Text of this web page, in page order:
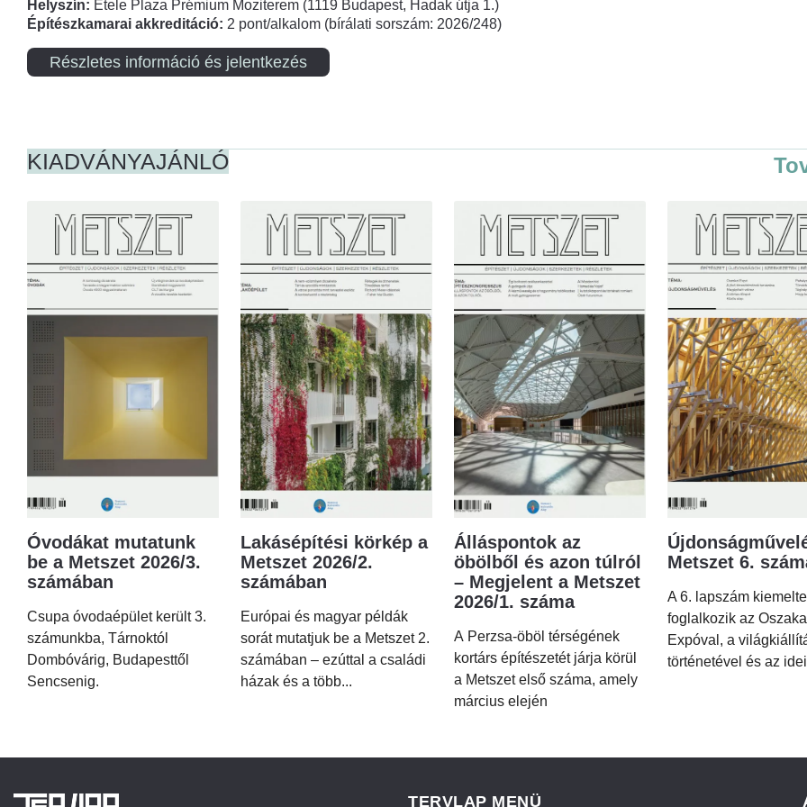
Helyszín: Etele Plaza Prémium Moziterem (1119 Budapest, Hadak útja 1.)
Építészkamarai akkreditáció: 2 pont/alkalom (bírálati sorszám: 2026/248)
Részletes információ és jelentkezés
KIADVÁNYAJÁNLÓ
Óvodákat mutatunk
be a Metszet 2026/3.
számában
Csupa óvodaépület került 3.
számunkba, Tárnoktól
Dombóvárig, Budapesttől
Sencsenig.
Lakásépítési körkép a
Metszet 2026/2.
számában
Európai és magyar példák
sorát mutatjuk be a Metszet 2.
számában – ezúttal a családi
házak és a több...
Álláspontok az
öbölből és azon túlról
– Megjelent a Metszet
2026/1. száma
A Perzsa-öböl térségének
kortárs építészetét járja körül
a Metszet első száma, amely
március elején
Metszet 6.
A 6. lapszám
foglalkozik az
Expóval, a
történetével és az
TERVLAP MENÜ